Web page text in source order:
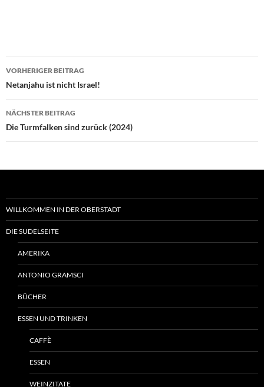
Beitragsnavigation
VORHERIGER BEITRAG
Netanjahu ist nicht Israel!
NÄCHSTER BEITRAG
Die Turmfalken sind zurück (2024)
WILLKOMMEN IN DER OBERSTADT
DIE SUDELSEITE
AMERIKA
ANTONIO GRAMSCI
BÜCHER
ESSEN UND TRINKEN
CAFFÈ
ESSEN
WEINZITATE